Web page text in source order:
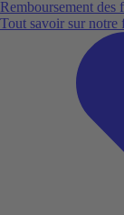
Remboursement des
Tout savoir sur notre